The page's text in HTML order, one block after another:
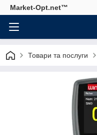
Market-Opt.net™
Товари та послуги